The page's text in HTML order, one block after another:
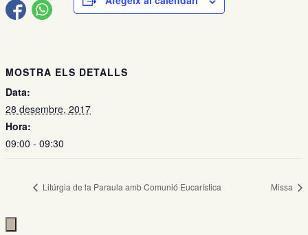
MOSTRA ELS DETALLS
Data:
28 desembre, 2017
Hora:
09:00 - 09:30
Litúrgia de la Paraula amb Comunió Eucarística Missa